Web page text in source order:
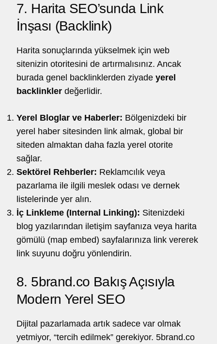
7. Harita SEO’sunda Link
İnşası (Backlink)
Harita sonuçlarında yükselmek için web
sitenizin otoritesini de artırmalısınız. Ancak
burada genel backlinklerden ziyade yerel
backlinkler değerlidir.
Yerel Bloglar ve Haberler: Bölgenizdeki bir
yerel haber sitesinden link almak, global bir
siteden almaktan daha fazla yerel otorite
sağlar.
Sektörel Rehberler: Reklamcılık veya
pazarlama ile ilgili meslek odası ve dernek
listelerinde yer alın.
İç Linkleme (Internal Linking): Sitenizdeki
blog yazılarından iletişim sayfanıza veya harita
gömülü (map embed) sayfalarınıza link vererek
link suyunu doğru yönlendirin.
8. 5brand.co Bakış Açısıyla
Modern Yerel SEO
Dijital pazarlamada artık sadece var olmak
yetmiyor, “tercih edilmek” gerekiyor. 5brand.co